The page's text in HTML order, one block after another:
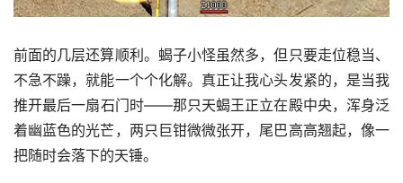
前面的几层还算顺利。蝎子小怪虽然多，但只要走位稳当、
不急不躁，就能一个个化解。真正让我心头发紧的，是当我
推开最后一扇石门时——那只天蝎王正立在殿中央，浑身泛
着幽蓝色的光芒，两只巨钳微微张开，尾巴高高翘起，像一
把随时会落下的天锤。